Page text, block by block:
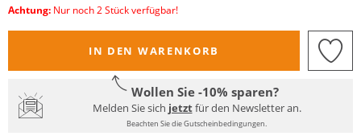
Achtung: Nur noch 2 Stück verfügbar!
IN DEN WARENKORB
Wollen Sie -10% sparen?
Melden Sie sich jetztfür den Newsletter an.
Beachten Sie die Gutscheinbedingungen.